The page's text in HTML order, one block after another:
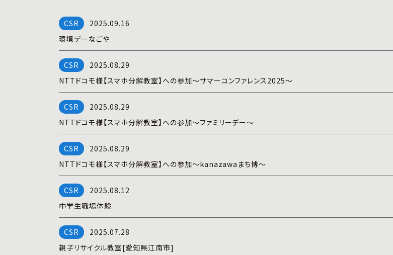
2025.09.16
環境デーなごや
2025.08.29
NTTドコモ様【スマホ分解教室】への参加～サマーコンファレンス2025～
2025.08.29
NTTドコモ様【スマホ分解教室】への参加～ファミリーデー～
2025.08.29
NTTドコモ様【スマホ分解教室】への参加～kanazawaまち博～
2025.08.12
中学生職場体験
2025.07.28
親子リサイクル教室[愛知県江南市]